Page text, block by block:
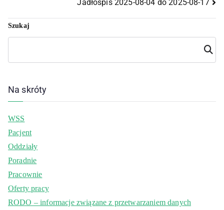
Jadłospis 2025-08-04 do 2025-08-17
Szukaj
Szuka
j
Na skróty
WSS
Pacjent
Oddziały
Poradnie
Pracownie
Oferty pracy
RODO – informacje związane z przetwarzaniem danych